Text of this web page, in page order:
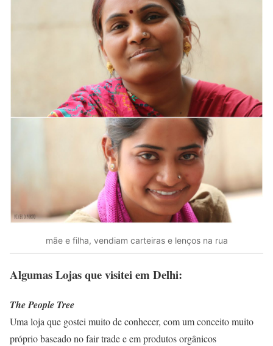
mãe e filha, vendiam carteiras e lenços na rua
Algumas Lojas que visitei em Delhi:
The People Tree
Uma loja que gostei muito de conhecer, com um conceito muito
próprio baseado no fair trade e em produtos orgânicos